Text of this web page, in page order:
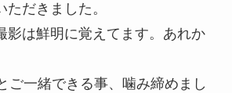
だきました。
影は鮮明に覚えてます。あれか
ご一緒できる事、噛み締めまし